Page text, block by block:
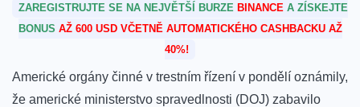
ZAREGISTRUJTE SE NA NEJVĚTŠÍ BURZE BINANCE A ZÍSKEJTE
BONUS AŽ 600 USD VČETNĚ AUTOMATICKÉHO CASHBACKU AŽ
40%!
Americké orgány činné v trestním řízení v pondělí oznámily,
že americké ministerstvo spravedlnosti (DOJ) zabavilo